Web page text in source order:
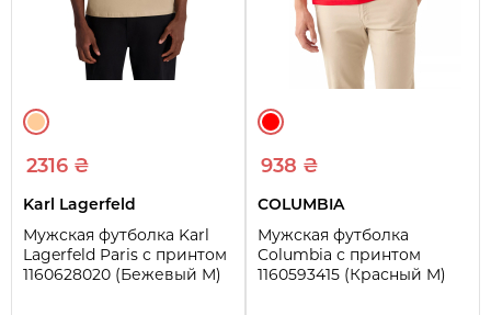
2316 ₴
Karl Lagerfeld
Мужская футболка Karl
Lagerfeld Paris с принтом
1160628020 (Бежевый M)
938 ₴
COLUMBIA
Мужская футболка
Columbia с принтом
1160593415 (Красный M)